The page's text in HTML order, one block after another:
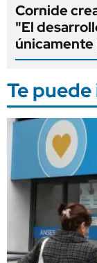
Cornide
"El
Te